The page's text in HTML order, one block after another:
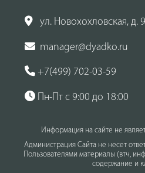
ул. Новохохловская, д.
manager@dyadko.ru
+7(499) 702-03-59
Пн-Пт с 9:00 до 18:00
Информация на сайте не
Администрация Сайта не несет
Пользователями материалы (втч,
содержание и